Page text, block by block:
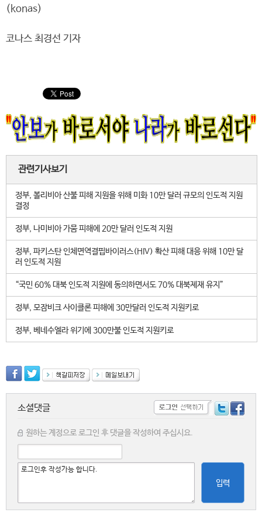
(konas)
코나스 최경선 기자
관련기사보기
정부, 볼리비아 산불 피해 지원을 위해 미화 10만 달러 규모의 인도적 지원
결정
정부, 나미비아 가뭄 피해에 20만 달러 인도적 지원
정부, 파키스탄 인체면역결핍바이러스(HIV) 확산 피해 대응 위해 10만 달
러 인도적 지원
“국민 60% 대북 인도적 지원에 동의하면서도 70% 대북제재 유지”
정부, 모잠비크 사이클론 피해에 30만달러 인도적 지원키로
정부, 베네수엘라 위기에 300만불 인도적 지원키로
소셜댓글
원하는 계정으로 로그인 후 댓글을 작성하여 주십시요.
입력